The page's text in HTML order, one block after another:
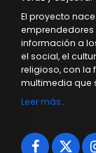
El proyecto
información a
el social, el
religioso, con la
multimedia que
Leer más…